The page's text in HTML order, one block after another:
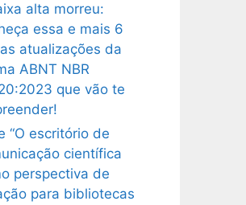
alta morreu:
essa e mais 6
atualizações da
ABNT NBR
que vão te
“O escritório de
científica
perspectiva de
para bibliotecas